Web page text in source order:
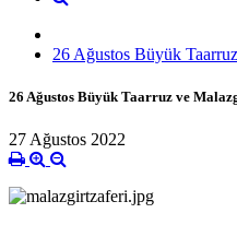
26 Ağustos Büyük
26 Ağustos Büyük Taarruz ve
27 Ağustos 2022